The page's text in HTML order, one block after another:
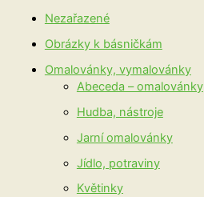
Nezařazené
Obrázky k básničkám
Omalovánky, vymalovánky
Abeceda – omalovánky
Hudba, nástroje
Jarní omalovánky
Jídlo, potraviny
Květinky